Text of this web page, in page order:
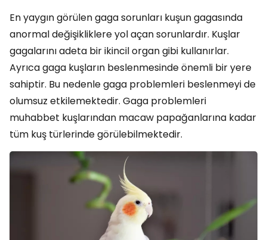
En yaygın görülen gaga sorunları kuşun gagasında
anormal değişikliklere yol açan sorunlardır. Kuşlar
gagalarını adeta bir ikincil organ gibi kullanırlar.
Ayrıca gaga kuşların beslenmesinde önemli bir yere
sahiptir. Bu nedenle gaga problemleri beslenmeyi de
olumsuz etkilemektedir. Gaga problemleri
muhabbet kuşlarından macaw papağanlarına kadar
tüm kuş türlerinde görülebilmektedir.